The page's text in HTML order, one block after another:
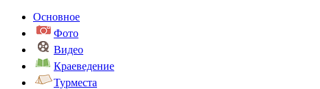
Основное
Фото
Видео
Краеведение
Турместа